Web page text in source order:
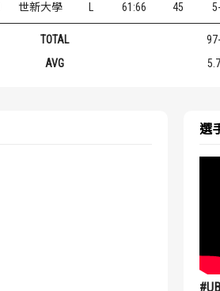
世新大學 L 61:66 45
TOTAL
AVG
選